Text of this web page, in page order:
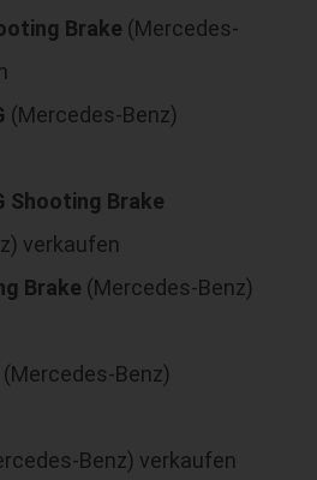
Brake (Mercedes-
(Mercedes-Benz)
Shooting Brake
verkaufen
Brake (Mercedes-Benz)
(Mercedes-Benz)
Benz) verkaufen